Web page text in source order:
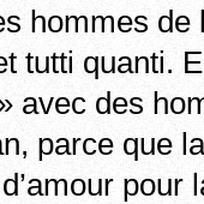
hommes
tutti quanti.
avec des
parce que
pour